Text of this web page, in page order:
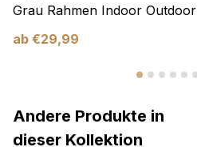
Grau Rahmen Indoor Outdoor
ab €29,99
Andere Produkte in
dieser Kollektion